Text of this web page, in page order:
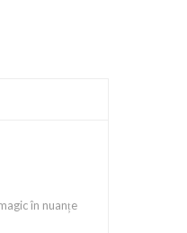
în nuanțe